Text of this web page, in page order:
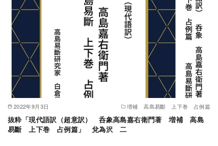
2022年9月3日 増補 高島易斷 上下巻 占例篇
抜粋「現代語訳（超意訳） 呑象高島嘉右衛門著 増補 高島
易斷 上下巻 占例篇」 兌為沢 二